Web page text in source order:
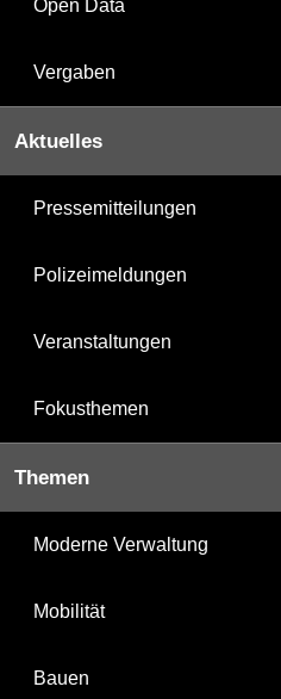
Open Data
Vergaben
Aktuelles
Pressemitteilungen
Polizeimeldungen
Veranstaltungen
Fokusthemen
Themen
Moderne Verwaltung
Mobilität
Bauen